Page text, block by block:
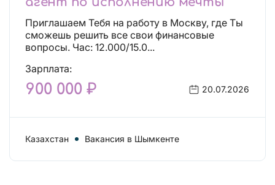
Приглашаем Тебя на работу в Москву, где Ты
сможешь решить все свои финансовые
вопросы. Час: 12.000/15.0...
Зарплата:
900 000 ₽ 20.07.2026
Казахстан Вакансия в Шымкенте